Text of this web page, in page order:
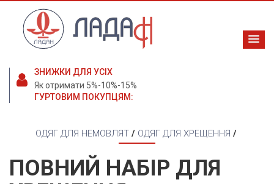
ЗНИЖКИ ДЛЯ УСІХ
Як отримати 5%-10%-15%
ГУРТОВИМ ПОКУПЦЯМ:
ОДЯГ ДЛЯ НЕМОВЛЯТ/ ОДЯГ ДЛЯ ХРЕЩЕННЯ /
ПОВНИЙ НАБІР ДЛЯ